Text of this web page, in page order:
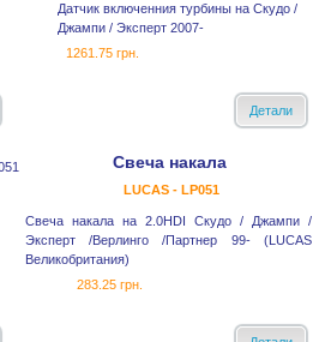
Датчик включенния турбины на Скудо /
Джампи / Эксперт 2007-
1261.75 грн.
Детали
Свеча накала
LUCAS - LP051
Свеча накала на 2.0HDI Скудо / Джампи /
Эксперт /Верлинго /Партнер 99- (LUCAS
Великобритания)
283.25 грн.